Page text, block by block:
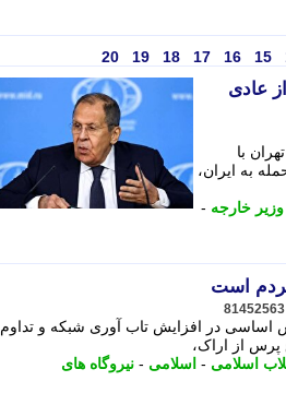
15
16
17
18
19
20
عادی
با
به ایران،
وزیر خارجه -
است
81452563
اساسی در افزایش تاب آوری شبکه و تداوم
پرس از اراک،
اسلامی - اسلامی - نیروگاه های